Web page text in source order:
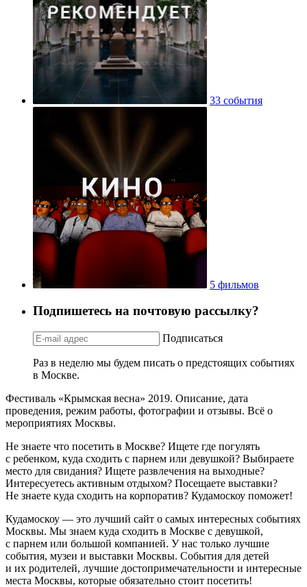
33 события
5 фильмов
Подпишетесь на почтовую рассылку?
Подписаться
Раз в неделю мы будем писать о предстоящих событиях
в Москве.
Фестиваль «Крымская весна» 2019. Описание, дата
проведения, режим работы, фотографии и отзывы. Всё о
мероприятиях Москвы.
Не знаете что посетить в Москве? Ищете где погулять
с ребенком, куда сходить с парнем или девушкой? Выбираете
место для свидания? Ищете развлечения на выходные?
Интересуетесь активным отдыхом? Посещаете выставки?
Не знаете куда сходить на корпоратив? Кудамоскоу поможет!
Кудамоскоу — это лучший сайт о самых интересных событиях
Москвы. Мы знаем куда сходить в Москве с девушкой,
с парнем или большой компанией. У нас только лучшие
события, музеи и выставки Москвы. События для детей
и их родителей, лучшие достопримечательности и интересные
места Москвы, которые обязательно стоит посетить!